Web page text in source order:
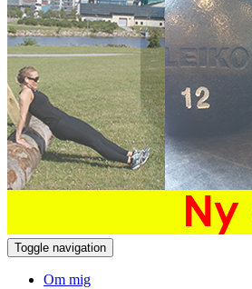
Toggle navigation
Om mig